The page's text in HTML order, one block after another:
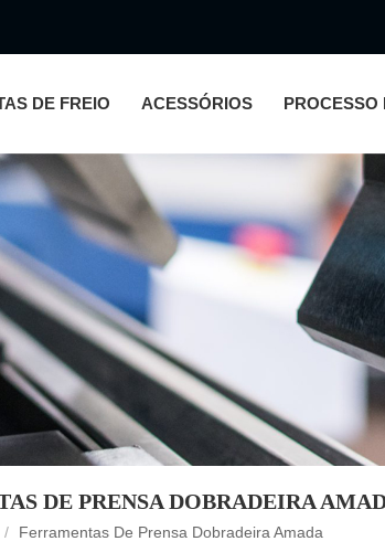
DE FREIO ACESSÓRIOS PROCESSO
DE PRENSA DOBRADEIRA
/ Ferramentas De Prensa Dobradeira Amada